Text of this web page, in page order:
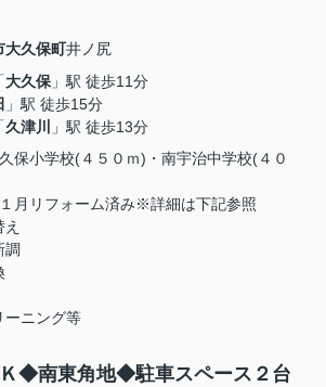
大久保町井ノ尻
「大久保 」駅 徒歩11分
」駅 徒歩15分
「久津川 」駅 徒歩13分
保小学校(４５０ｍ)・南宇治中学校(４０
月リフォーム済み※詳細は下記参照
調
ーニング等
◆南東角地◆駐車スペース２台